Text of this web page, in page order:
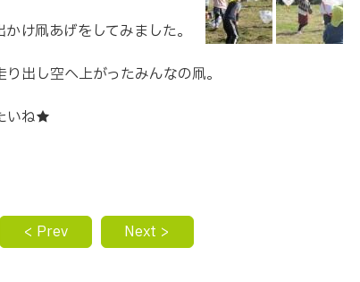
かけ凧あげをしてみました。
出し空へ上がったみんなの凧。
いね★
< Prev Next >